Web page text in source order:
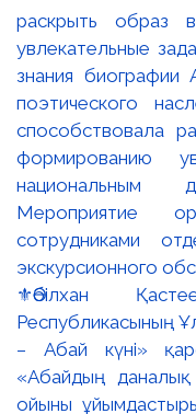
⚜️Әбілхан
Республикасының
– Абай күні»
«Абайдың
ойыны